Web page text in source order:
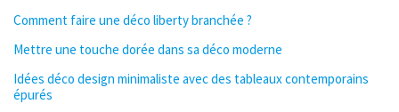
Comment faire une déco liberty branchée ?
Mettre une touche dorée dans sa déco moderne
Idées déco design minimaliste avec des tableaux contemporains
épurés